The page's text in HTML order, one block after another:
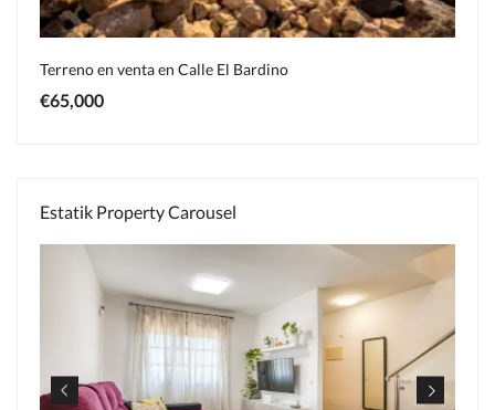
Terreno en venta en Calle El Bardino
€65,000
Estatik Property Carousel